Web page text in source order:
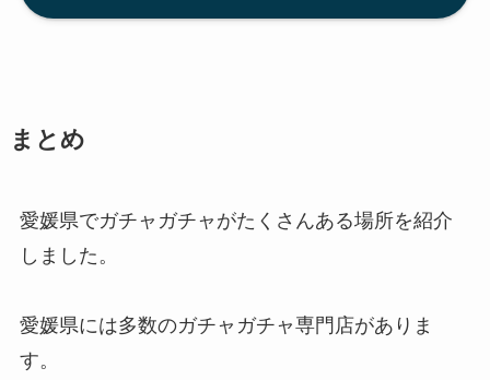
まとめ
愛媛県でガチャガチャがたくさんある場所を紹介
しました。
愛媛県には多数のガチャガチャ専門店がありま
す。